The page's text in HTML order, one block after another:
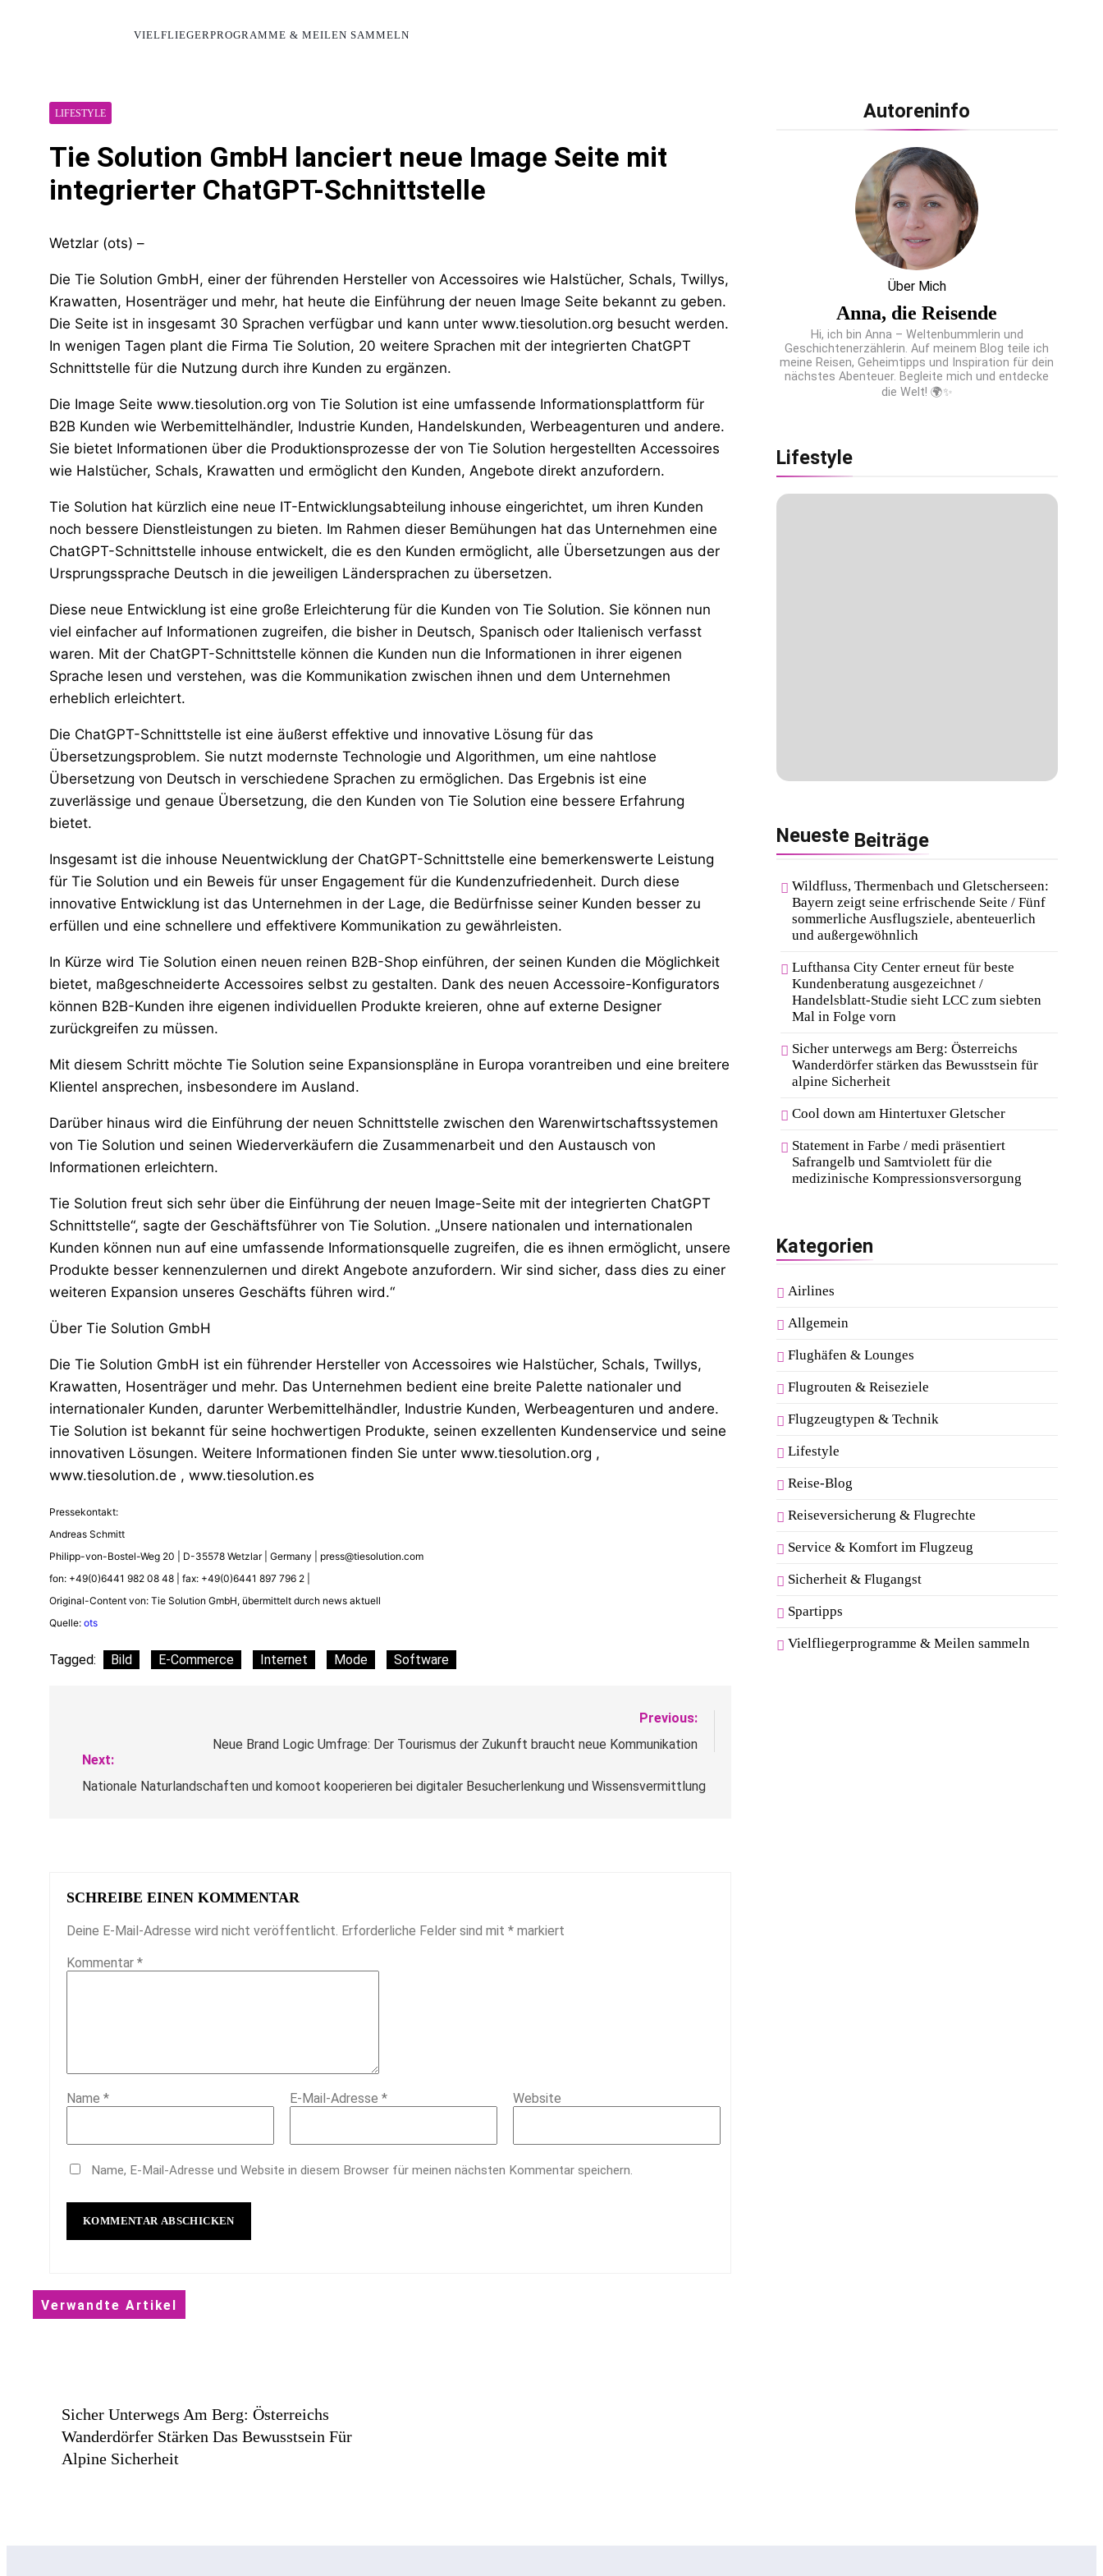
VIELFLIEGERPROGRAMME & MEILEN SAMMELN
LIFESTYLE
Tie Solution GmbH lanciert neue Image Seite mit
integrierter ChatGPT-Schnittstelle
Wetzlar (ots) –
Die Tie Solution GmbH, einer der führenden Hersteller von Accessoires wie Halstücher, Schals, Twillys,
Krawatten, Hosenträger und mehr, hat heute die Einführung der neuen Image Seite bekannt zu geben.
Die Seite ist in insgesamt 30 Sprachen verfügbar und kann unter www.tiesolution.org besucht werden.
In wenigen Tagen plant die Firma Tie Solution, 20 weitere Sprachen mit der integrierten ChatGPT
Schnittstelle für die Nutzung durch ihre Kunden zu ergänzen.
Die Image Seite www.tiesolution.org von Tie Solution ist eine umfassende Informationsplattform für
B2B Kunden wie Werbemittelhändler, Industrie Kunden, Handelskunden, Werbeagenturen und andere.
Sie bietet Informationen über die Produktionsprozesse der von Tie Solution hergestellten Accessoires
wie Halstücher, Schals, Krawatten und ermöglicht den Kunden, Angebote direkt anzufordern.
Tie Solution hat kürzlich eine neue IT-Entwicklungsabteilung inhouse eingerichtet, um ihren Kunden
noch bessere Dienstleistungen zu bieten. Im Rahmen dieser Bemühungen hat das Unternehmen eine
ChatGPT-Schnittstelle inhouse entwickelt, die es den Kunden ermöglicht, alle Übersetzungen aus der
Ursprungssprache Deutsch in die jeweiligen Ländersprachen zu übersetzen.
Diese neue Entwicklung ist eine große Erleichterung für die Kunden von Tie Solution. Sie können nun
viel einfacher auf Informationen zugreifen, die bisher in Deutsch, Spanisch oder Italienisch verfasst
waren. Mit der ChatGPT-Schnittstelle können die Kunden nun die Informationen in ihrer eigenen
Sprache lesen und verstehen, was die Kommunikation zwischen ihnen und dem Unternehmen
erheblich erleichtert.
Die ChatGPT-Schnittstelle ist eine äußerst effektive und innovative Lösung für das
Übersetzungsproblem. Sie nutzt modernste Technologie und Algorithmen, um eine nahtlose
Übersetzung von Deutsch in verschiedene Sprachen zu ermöglichen. Das Ergebnis ist eine
zuverlässige und genaue Übersetzung, die den Kunden von Tie Solution eine bessere Erfahrung
bietet.
Insgesamt ist die inhouse Neuentwicklung der ChatGPT-Schnittstelle eine bemerkenswerte Leistung
für Tie Solution und ein Beweis für unser Engagement für die Kundenzufriedenheit. Durch diese
innovative Entwicklung ist das Unternehmen in der Lage, die Bedürfnisse seiner Kunden besser zu
erfüllen und eine schnellere und effektivere Kommunikation zu gewährleisten.
In Kürze wird Tie Solution einen neuen reinen B2B-Shop einführen, der seinen Kunden die Möglichkeit
bietet, maßgeschneiderte Accessoires selbst zu gestalten. Dank des neuen Accessoire-Konfigurators
können B2B-Kunden ihre eigenen individuellen Produkte kreieren, ohne auf externe Designer
zurückgreifen zu müssen.
Mit diesem Schritt möchte Tie Solution seine Expansionspläne in Europa vorantreiben und eine breitere
Klientel ansprechen, insbesondere im Ausland.
Darüber hinaus wird die Einführung der neuen Schnittstelle zwischen den Warenwirtschaftssystemen
von Tie Solution und seinen Wiederverkäufern die Zusammenarbeit und den Austausch von
Informationen erleichtern.
Tie Solution freut sich sehr über die Einführung der neuen Image-Seite mit der integrierten ChatGPT
Schnittstelle“, sagte der Geschäftsführer von Tie Solution. „Unsere nationalen und internationalen
Kunden können nun auf eine umfassende Informationsquelle zugreifen, die es ihnen ermöglicht, unsere
Produkte besser kennenzulernen und direkt Angebote anzufordern. Wir sind sicher, dass dies zu einer
weiteren Expansion unseres Geschäfts führen wird.“
Über Tie Solution GmbH
Die Tie Solution GmbH ist ein führender Hersteller von Accessoires wie Halstücher, Schals, Twillys,
Krawatten, Hosenträger und mehr. Das Unternehmen bedient eine breite Palette nationaler und
internationaler Kunden, darunter Werbemittelhändler, Industrie Kunden, Werbeagenturen und andere.
Tie Solution ist bekannt für seine hochwertigen Produkte, seinen exzellenten Kundenservice und seine
innovativen Lösungen. Weitere Informationen finden Sie unter www.tiesolution.org ,
www.tiesolution.de , www.tiesolution.es
Pressekontakt:
Andreas Schmitt
Philipp-von-Bostel-Weg 20 | D-35578 Wetzlar | Germany | press@tiesolution.com
fon: +49(0)6441 982 08 48 | fax: +49(0)6441 897 796 2 |
Original-Content von: Tie Solution GmbH, übermittelt durch news aktuell
Quelle: ots
Tagged: Bild E-Commerce Internet Mode Software
Previous:
Neue Brand Logic Umfrage: Der Tourismus der Zukunft braucht neue Kommunikation
Next:
Nationale Naturlandschaften und komoot kooperieren bei digitaler Besucherlenkung und Wissensvermittlung
SCHREIBE EINEN KOMMENTAR
Deine E-Mail-Adresse wird nicht veröffentlicht. Erforderliche Felder sind mit * markiert
Kommentar *
Name * E-Mail-Adresse * Website
Name, E-Mail-Adresse und Website in diesem Browser für meinen nächsten Kommentar speichern.
Verwandte Artikel
Sicher Unterwegs Am Berg: Österreichs
Wanderdörfer Stärken Das Bewusstsein Für
Alpine Sicherheit
Autoreninfo
Über Mich
Anna, die Reisende
Hi, ich bin Anna – Weltenbummlerin und
Geschichtenerzählerin. Auf meinem Blog teile ich
meine Reisen, Geheimtipps und Inspiration für dein
nächstes Abenteuer. Begleite mich und entdecke
die Welt! 🌍✨
Lifestyle
Neueste Beiträge
Wildfluss, Thermenbach und Gletscherseen:
Bayern zeigt seine erfrischende Seite / Fünf
sommerliche Ausflugsziele, abenteuerlich
und außergewöhnlich
Lufthansa City Center erneut für beste
Kundenberatung ausgezeichnet /
Handelsblatt-Studie sieht LCC zum siebten
Mal in Folge vorn
Sicher unterwegs am Berg: Österreichs
Wanderdörfer stärken das Bewusstsein für
alpine Sicherheit
Cool down am Hintertuxer Gletscher
Statement in Farbe / medi präsentiert
Safrangelb und Samtviolett für die
medizinische Kompressionsversorgung
Kategorien
Airlines
Allgemein
Flughäfen & Lounges
Flugrouten & Reiseziele
Flugzeugtypen & Technik
Lifestyle
Reise-Blog
Reiseversicherung & Flugrechte
Service & Komfort im Flugzeug
Sicherheit & Flugangst
Spartipps
Vielfliegerprogramme & Meilen sammeln